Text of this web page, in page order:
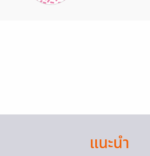
แนะนำ